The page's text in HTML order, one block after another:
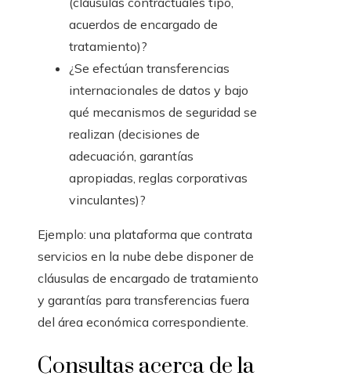
acuerdos de encargado de
tratamiento)?
¿Se efectúan transferencias
internacionales de datos y bajo
qué mecanismos de seguridad se
realizan (decisiones de
adecuación, garantías
apropiadas, reglas corporativas
vinculantes)?
Ejemplo: una plataforma que contrata
servicios en la nube debe disponer de
cláusulas de encargado de tratamiento
y garantías para transferencias fuera
del área económica correspondiente.
Consultas acerca de la